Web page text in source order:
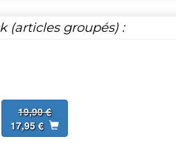
(articles groupés) :
19,90 €
17,95 €